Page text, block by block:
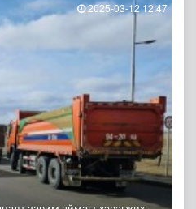
2025-03-12 12:47